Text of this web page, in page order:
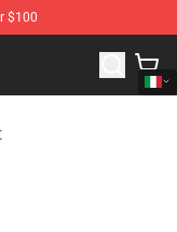
$100
Merchandise Shop